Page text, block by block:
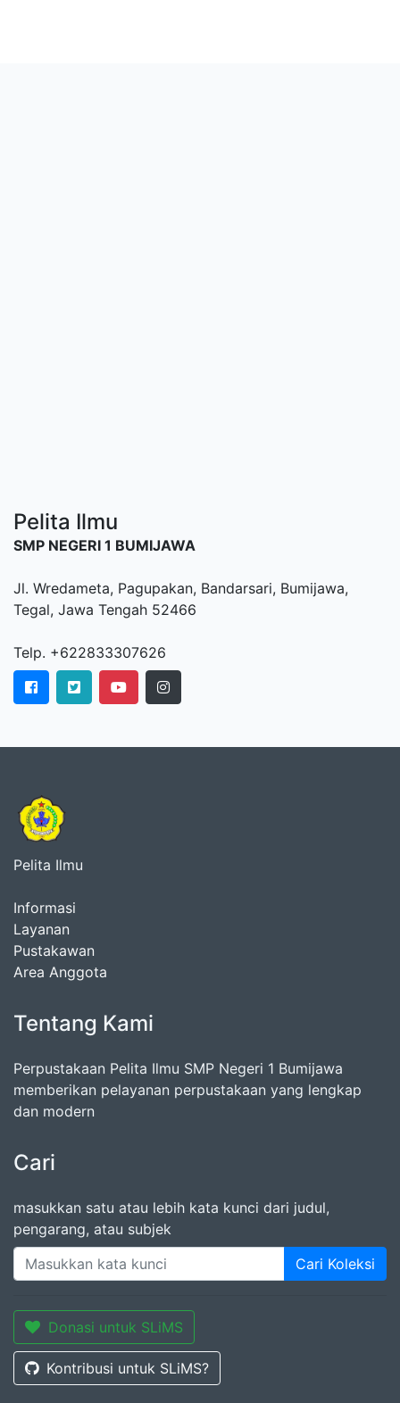
Pelita Ilmu
SMP NEGERI 1 BUMIJAWA
Jl. Wredameta, Pagupakan, Bandarsari, Bumijawa,
Tegal, Jawa Tengah 52466
Telp. +622833307626
Pelita Ilmu
Informasi
Layanan
Pustakawan
Area Anggota
Tentang Kami
Perpustakaan Pelita Ilmu SMP Negeri 1 Bumijawa
memberikan pelayanan perpustakaan yang lengkap
dan modern
Cari
masukkan satu atau lebih kata kunci dari judul,
pengarang, atau subjek
Cari Koleksi
Donasi untuk SLiMS
Kontribusi untuk SLiMS?